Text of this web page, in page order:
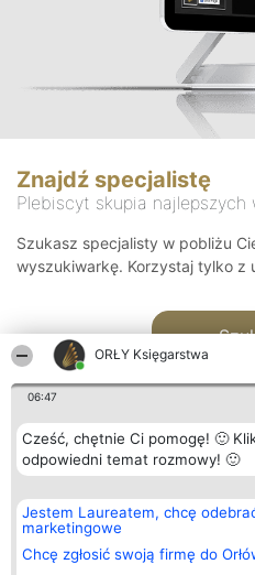
ORŁY Księgarstwa
06:47
Cześć, chętnie Ci pomogę! 🙂
odpowiedni temat rozmowy! 🙂
Jestem Laureatem, chcę
marketingowe
Chcę zgłosić swoją firmę do
Znajdź specjalistę
Plebiscyt skupia najlepszych
Szukasz specjalisty w pobliżu
wyszukiwarkę. Korzystaj tylko z
Organizator plebiscytu
Bright Side Solutions sp. z o.
o. sp. k.
ul. Ruska 22
Wrocław 50-079
Laureaci